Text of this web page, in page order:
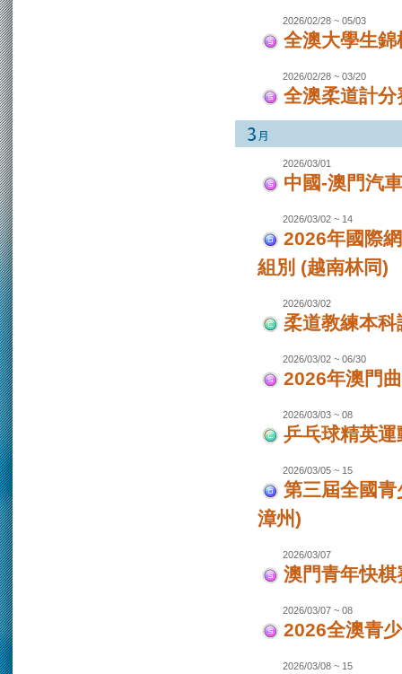
2026/02/28 ~ 05/03
全澳大學生
2026/02/28 ~ 03/20
全澳柔道計分
2026/03/01
中國-澳門汽
2026/03/02 ~ 14
2026年國際
組別 (越南林同)
2026/03/02
柔道教練本科
2026/03/02 ~ 06/30
2026年澳門
2026/03/03 ~ 08
乒乓球精英
2026/03/05 ~ 15
第三屆全國
漳州)
2026/03/07
澳門青年快棋
2026/03/07 ~ 08
2026全澳青
2026/03/08 ~ 15